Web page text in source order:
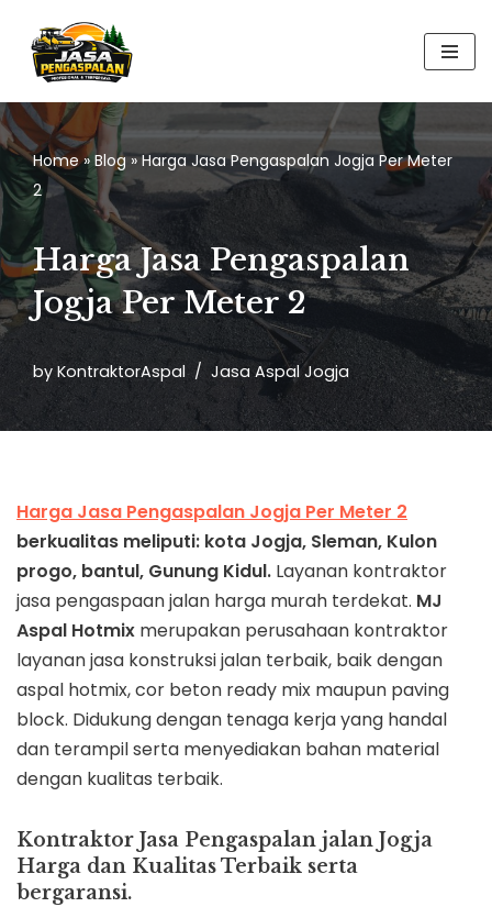
Skip
content
Home»Blog»Harga Jasa Pengaspalan Jogja Per Meter
2
Harga Jasa Pengaspalan
Jogja Per Meter 2
by KontraktorAspal Jasa Aspal Jogja
Harga Jasa Pengaspalan Jogja Per Meter 2
berkualitas meliputi: kota Jogja, Sleman, Kulon
progo, bantul, Gunung Kidul. Layanan kontraktor
jasa pengaspaan jalan harga murah terdekat. MJ
Aspal Hotmix merupakan perusahaan kontraktor
layanan jasa konstruksi jalan terbaik, baik dengan
aspal hotmix, cor beton ready mix maupun paving
block. Didukung dengan tenaga kerja yang handal
dan terampil serta menyediakan bahan material
dengan kualitas terbaik.
Kontraktor Jasa Pengaspalan jalan Jogja
Harga dan Kualitas Terbaik serta
bergaransi.